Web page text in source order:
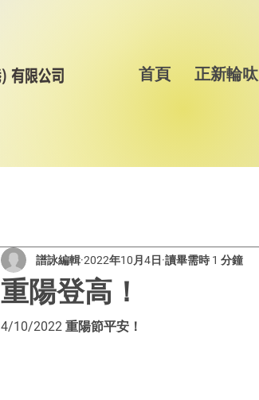
首頁 正新輪呔
重陽登高！
譜詠編輯 2022年10月4日 讀畢需時 1 分鐘
4/10/2022 重陽節平安！